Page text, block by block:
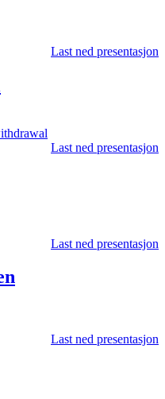
Last ned presentasjon
Last ned presentasjon
Last ned presentasjon
Last ned presentasjon